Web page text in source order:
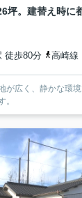
徒歩80分
高崎線「鴻巣」
が広く、静かな環
。